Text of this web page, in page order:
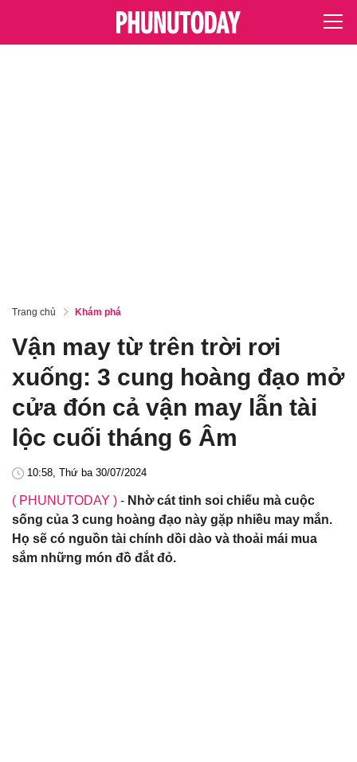
Trang chủ Khám phá
Vận may từ trên trời rơi
xuống: 3 cung hoàng đạo mở
cửa đón cả vận may lẫn tài
lộc cuối tháng 6 Âm
10:58, Thứ ba 30/07/2024
( PHUNUTODAY ) - Nhờ cát tinh soi chiếu mà cuộc
sống của 3 cung hoàng đạo này gặp nhiều may mắn.
Họ sẽ có nguồn tài chính dồi dào và thoải mái mua
sắm những món đồ đắt đỏ.